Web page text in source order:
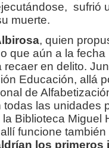
sufrió
muerte.
, quien
que aún a la
en delito.
Educación, allá
de
las unidades
Biblioteca Miguel
funcione
los primeros